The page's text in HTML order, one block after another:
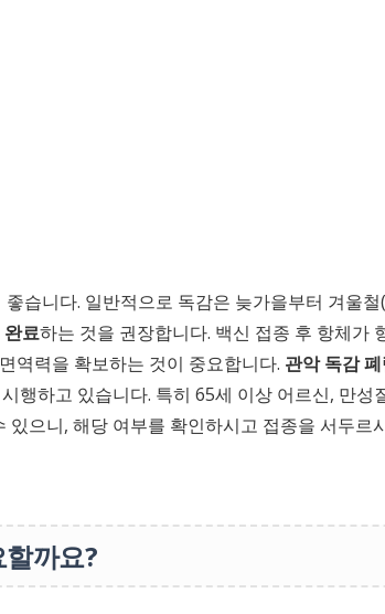
습니다. 일반적으로 독감은 늦가을부터 겨울
료하는 것을 권장합니다. 백신 접종 후 항체가
역력을 확보하는 것이 중요합니다. 관악 독감
행하고 있습니다. 특히 65세 이상 어르신, 만성
으니, 해당 여부를 확인하시고 접종을 서두르
까요?